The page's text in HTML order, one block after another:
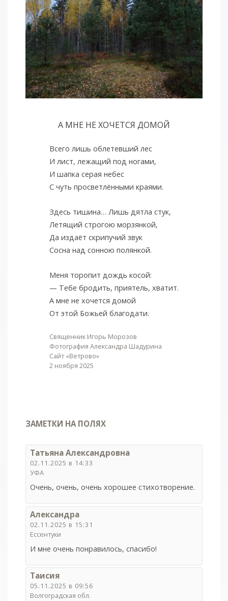
А МНЕ НЕ ХОЧЕТСЯ ДОМОЙ
Всего лишь облетевший лес
И лист, лежащий под ногами,
И шапка серая небес
С чуть просветлёнными краями.
Здесь тишина… Лишь дятла стук,
Летящий строгою морзянкой,
Да издаёт скрипучий звук
Сосна над сонною полянкой.
Меня торопит дождь косой:
— Тебе бродить, приятель, хватит.
А мне не хочется домой
От этой Божьей благодати.
Священник Игорь Морозов
Фотография Александра Шадурина
Сайт «Ветрово»
2 ноября 2025
ЗАМЕТКИ НА ПОЛЯХ
Татьяна Александровна
02.11.2025 в 14:33
УФА
Очень, очень, очень хорошее стихотворение.
Александра
02.11.2025 в 15:31
Ессентуки
И мне очень понравилось, спасибо!
Таисия
05.11.2025 в 09:56
Волгоградская обл.